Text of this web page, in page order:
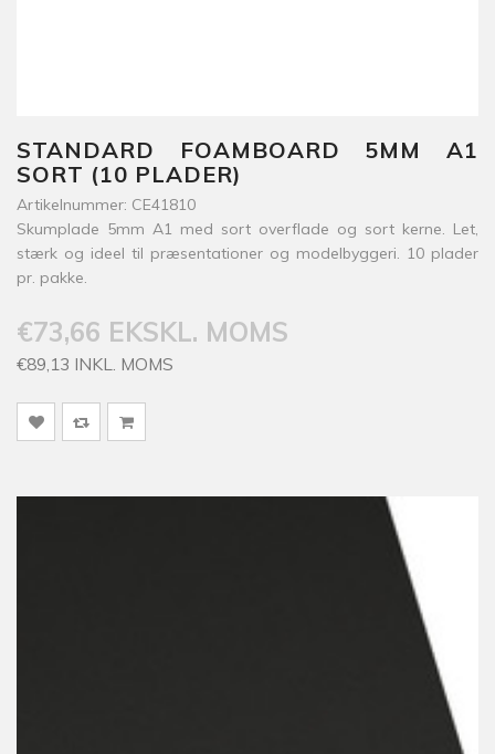
STANDARD FOAMBOARD 5MM A1
SORT (10 PLADER)
Artikelnummer: CE41810
Skumplade 5mm A1 med sort overflade og sort kerne. Let,
stærk og ideel til præsentationer og modelbyggeri. 10 plader
pr. pakke.
€73,66 EKSKL. MOMS
€89,13 INKL. MOMS